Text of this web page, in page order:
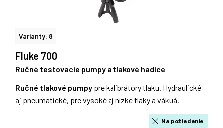
Varianty: 8
Fluke 700
Ručné testovacie pumpy a tlakové hadice
Ručné tlakové pumpy pre kalibrátory tlaku. Hydraulické
aj pneumatické, pre vysoké aj nízke tlaky a vákuá.
Na požiadanie